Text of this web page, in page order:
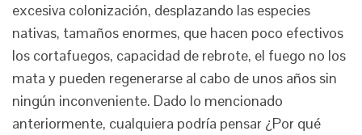
excesiva colonización, desplazando las especies
nativas, tamaños enormes, que hacen poco efectivos
los cortafuegos, capacidad de rebrote, el fuego no los
mata y pueden regenerarse al cabo de unos años sin
ningún inconveniente. Dado lo mencionado
anteriormente, cualquiera podría pensar ¿Por qué